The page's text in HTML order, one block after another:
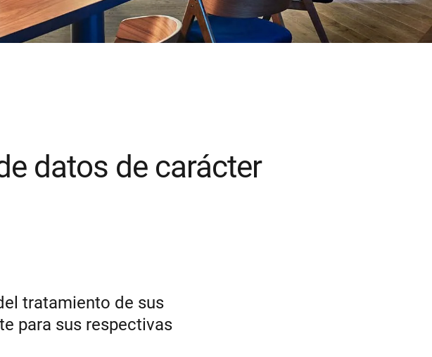
datos de carácter
tratamiento de sus
para sus respectivas